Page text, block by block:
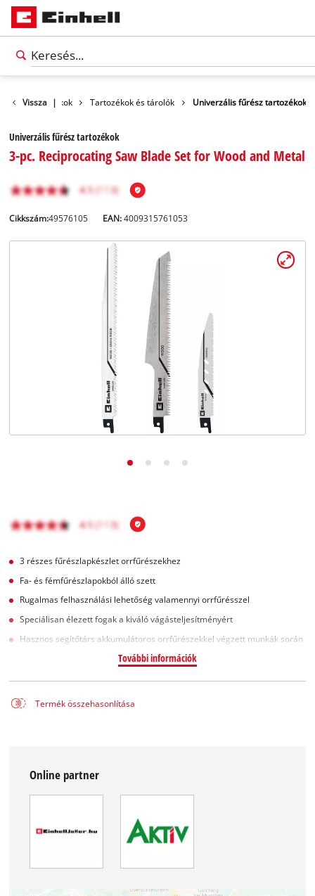
Vissza |
Tartozékok Tartozékok és tárolók Univerzális fűrész tartozékok
Univerzális fűrész tartozékok
3-pc. Reciprocating Saw Blade Set for Wood and Metal
Cikkszám:49576105 EAN:4009315761053
3 részes fűrészlapkészlet orrfűrészekhez
Fa- és fémfűrészlapokból álló szett
Rugalmas felhasználási lehetőség valamennyi orrfűrésszel
Speciálisan élezett fogak a kiváló vágásteljesítményért
Hasznos segítőtárs akkumulátoros orrfűrészekkel végzett munkák során
További információk
Termék összehasonlítása
Online partner